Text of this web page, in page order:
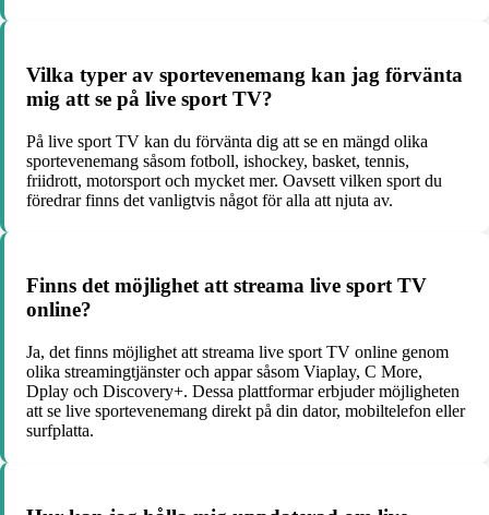
Vilka typer av sportevenemang kan jag förvänta
mig att se på live sport TV?
På live sport TV kan du förvänta dig att se en mängd olika
sportevenemang såsom fotboll, ishockey, basket, tennis,
friidrott, motorsport och mycket mer. Oavsett vilken sport du
föredrar finns det vanligtvis något för alla att njuta av.
Finns det möjlighet att streama live sport TV
online?
Ja, det finns möjlighet att streama live sport TV online genom
olika streamingtjänster och appar såsom Viaplay, C More,
Dplay och Discovery+. Dessa plattformar erbjuder möjligheten
att se live sportevenemang direkt på din dator, mobiltelefon eller
surfplatta.